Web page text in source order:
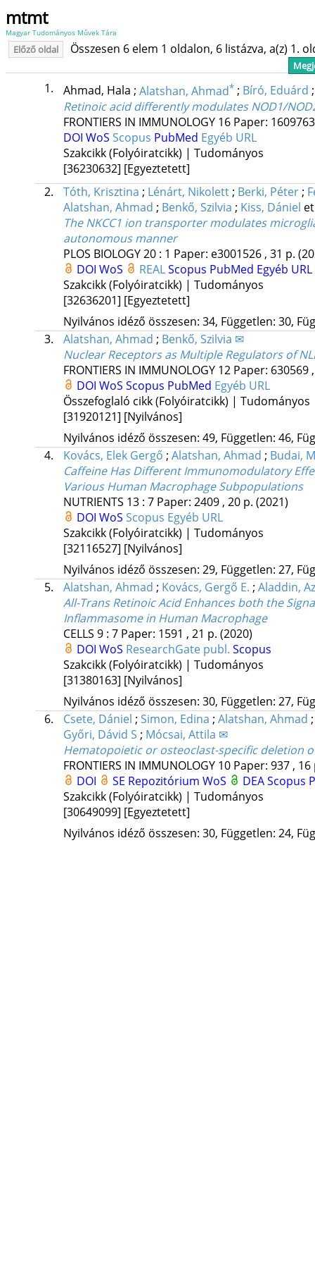
mtmt
Magyar Tudományos Művek Tára
Előző oldal Összesen 6 elem 1 oldalon, 6 listázva, a(z) 1.
1. Ahmad, Hala ; Alatshan, Ahmad* ; Bíró, Eduárd
Retinoic acid differently modulates NOD1/
FRONTIERS IN IMMUNOLOGY 16 Paper:
DOI WoS Scopus PubMed Egyéb URL
Szakcikk (Folyóiratcikk) | Tudományos
[36230632] [Egyeztetett]
2.
Tóth, Krisztina ; Lénárt, Nikolett ; Berki, Péter ;
Alatshan, Ahmad ; Benkő, Szilvia ; Kiss, Dániel
The NKCC1 ion transporter modulates
autonomous manner
PLOS BIOLOGY20: 1 Paper: e3001526 , 31 p.
DOI WoS REALScopus PubMed Egyéb URL
Szakcikk (Folyóiratcikk) | Tudományos
[32636201] [Egyeztetett]
Nyilvános idéző összesen: 34, Független: 30,
3.
Alatshan, Ahmad ; Benkő, Szilvia ✉
Nuclear Receptors as Multiple Regulators of
FRONTIERS IN IMMUNOLOGY 12 Paper: 630569
DOI WoS Scopus PubMed Egyéb URL
Összefoglaló cikk (Folyóiratcikk) | Tudományos
[31920121] [Nyilvános]
Nyilvános idéző összesen: 49, Független: 46,
4.
Kovács, Elek Gergő ; Alatshan, Ahmad ; Budai,
Caffeine Has Different Immunomodulatory
Various Human Macrophage Subpopulations
NUTRIENTS 13: 7 Paper: 2409 , 20 p. (2021)
DOI WoS Scopus Egyéb URL
Szakcikk (Folyóiratcikk) | Tudományos
[32116527] [Nyilvános]
Nyilvános idéző összesen: 29, Független: 27,
5.
Alatshan, Ahmad ; Kovács, Gergő E. ; Aladdin,
All-Trans Retinoic Acid Enhances both the
Inflammasome in Human Macrophage
CELLS 9: 7 Paper: 1591 , 21 p. (2020)
DOI WoS ResearchGate publ. Scopus
Szakcikk (Folyóiratcikk) | Tudományos
[31380163] [Nyilvános]
Nyilvános idéző összesen: 30, Független: 27,
6.
Csete, Dániel ; Simon, Edina ; Alatshan, Ahmad
Győri, Dávid S ; Mócsai, Attila ✉
Hematopoietic or osteoclast-specific deletion
FRONTIERS IN IMMUNOLOGY 10 Paper: 937 ,
DOI
SE Repozitórium WoS DEAScopus
Szakcikk (Folyóiratcikk) | Tudományos
[30649099] [Egyeztetett]
Nyilvános idéző összesen: 30, Független: 24,